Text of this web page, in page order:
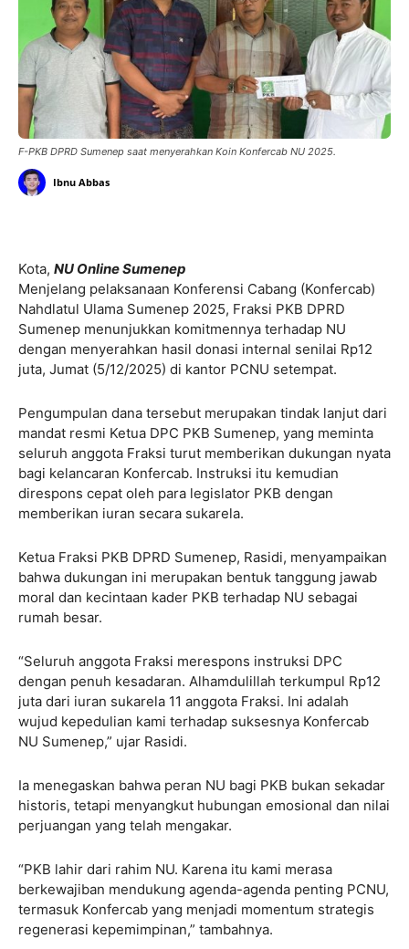
F-PKB DPRD Sumenep saat menyerahkan Koin Konfercab NU 2025.
Ibnu Abbas
Kota, NU Online Sumenep
Menjelang pelaksanaan Konferensi Cabang (Konfercab)
Nahdlatul Ulama Sumenep 2025, Fraksi PKB DPRD
Sumenep menunjukkan komitmennya terhadap NU
dengan menyerahkan hasil donasi internal senilai Rp12
juta, Jumat (5/12/2025) di kantor PCNU setempat.
Pengumpulan dana tersebut merupakan tindak lanjut dari
mandat resmi Ketua DPC PKB Sumenep, yang meminta
seluruh anggota Fraksi turut memberikan dukungan nyata
bagi kelancaran Konfercab. Instruksi itu kemudian
direspons cepat oleh para legislator PKB dengan
memberikan iuran secara sukarela.
Ketua Fraksi PKB DPRD Sumenep, Rasidi, menyampaikan
bahwa dukungan ini merupakan bentuk tanggung jawab
moral dan kecintaan kader PKB terhadap NU sebagai
rumah besar.
“Seluruh anggota Fraksi merespons instruksi DPC
dengan penuh kesadaran. Alhamdulillah terkumpul Rp12
juta dari iuran sukarela 11 anggota Fraksi. Ini adalah
wujud kepedulian kami terhadap suksesnya Konfercab
NU Sumenep,” ujar Rasidi.
Ia menegaskan bahwa peran NU bagi PKB bukan sekadar
historis, tetapi menyangkut hubungan emosional dan nilai
perjuangan yang telah mengakar.
“PKB lahir dari rahim NU. Karena itu kami merasa
berkewajiban mendukung agenda-agenda penting PCNU,
termasuk Konfercab yang menjadi momentum strategis
regenerasi kepemimpinan,” tambahnya.